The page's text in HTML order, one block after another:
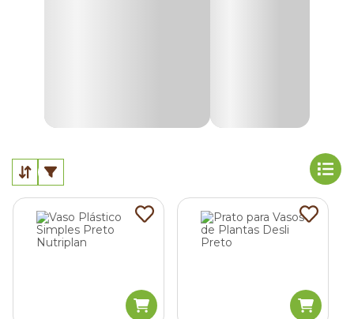
Vasos para plantas produzidos em cimento são indicados
para quem deseja criar uma decoração rústica em
ambientes externos. Seu ponto positivo é oferecer suporte
para plantas grandes.
Vasos de plástico para plantas
plásticos para plantas são a melhor escolha. Com grande
variedade de cores e tamanhos, ele combina com a